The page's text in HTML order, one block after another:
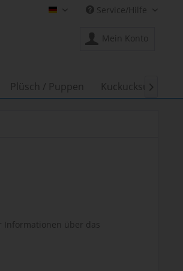
Shop Creation Gross DE
Service/Hilfe
Mein Konto
Plüsch / Puppen Kuckucksuhren

Informationen über das